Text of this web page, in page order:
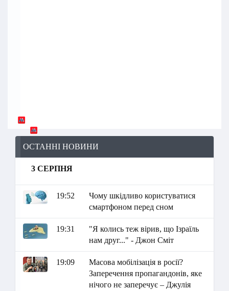
ОСТАННІ НОВИНИ
3 СЕРПНЯ
19:52
Чому шкідливо користуватися
смартфоном перед сном
19:31
"Я колись теж вірив, що Ізраїль
нам друг..." - Джон Сміт
19:09
Масова мобілізація в росії?
Заперечення пропагандонів, яке
нічого не заперечує – Джулія